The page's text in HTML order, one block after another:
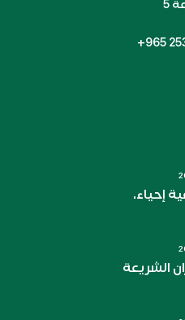
5
+965
إحياء.
الشريعة